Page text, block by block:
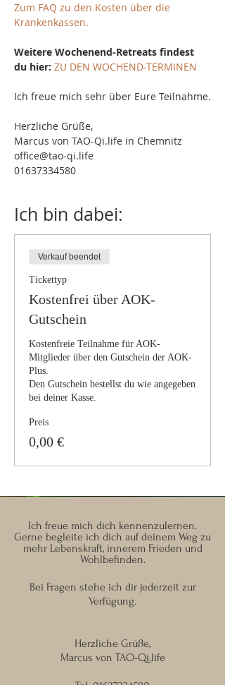
Zum FAQ zu den Kosten über die
Krankenkassen.
Weitere Wochenend-Retreats findest
du hier: ZU DEN WOCHEND-TERMINEN
Ich freue mich sehr über Eure Teilnahme.
Herzliche Grüße,
Marcus von TAO-Qi.life in Chemnitz
office@tao-qi.life
01637334580
Ich bin dabei:
Verkauf beendet
Tickettyp
Kostenfrei über AOK-
Gutschein
Kostenfreie Teilnahme für AOK-
Mitglieder über den Gutschein der AOK-
Plus.
Den Gutschein bestellst du wie angegeben
Preis
0,00 €
Ich freue mich dich kennenzulernen.
Gerne begleite ich dich auf deinem Weg zu
mehr Lebenskraft, innerem Frieden und
Wohlbefinden.
Bei Fragen stehe ich dir jederzeit zur
Verfügung.
Herzliche Grüße,
Marcus von TAO-Qi.life